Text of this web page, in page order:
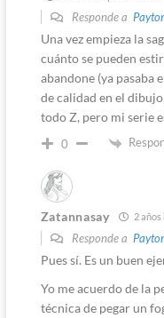
Responde a
Una vez empieza la
cuánto se pueden
abandone (ya pasaba
de calidad en el
todo Z, pero mi serie
0
Zatannasay 2
Responde a
Pues sí. Es un buen
Yo me acuerdo de la
técnica de pegar un